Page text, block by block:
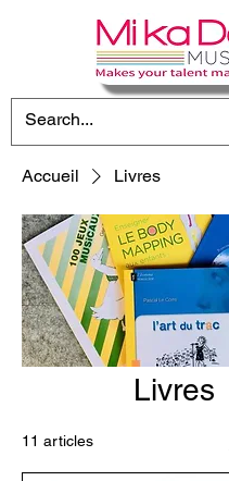
Accueil Livres
Livres
11 articles